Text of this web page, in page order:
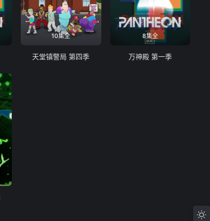
10集全
天堂镇警局 第四季
8集全
万神殿 第一季